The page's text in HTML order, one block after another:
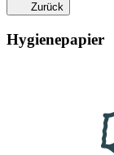
Zurück
Hygienepapier